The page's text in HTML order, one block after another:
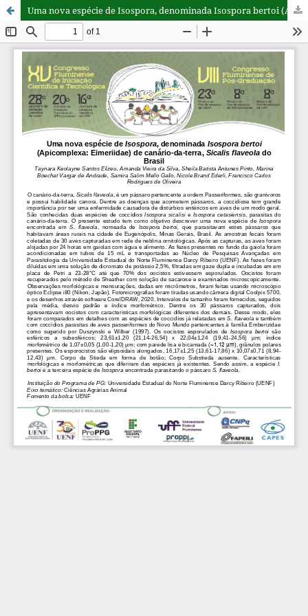
Uma nova espécie de Isospora, denominada Isospora bertoi (Apicomplexa: Eimeriidae) de canário-da-terra, Sicalis flaveola do Brasil